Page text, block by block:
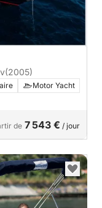
(2005)
Motor Yacht
de 7 543 € / jour